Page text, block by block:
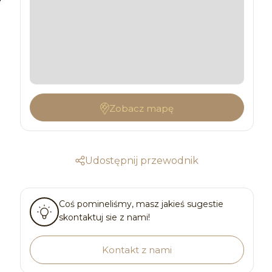
Zobacz mapę
Udostępnij przewodnik
Coś pomineliśmy, masz jakieś sugestie
skontaktuj sie z nami!
Kontakt z nami